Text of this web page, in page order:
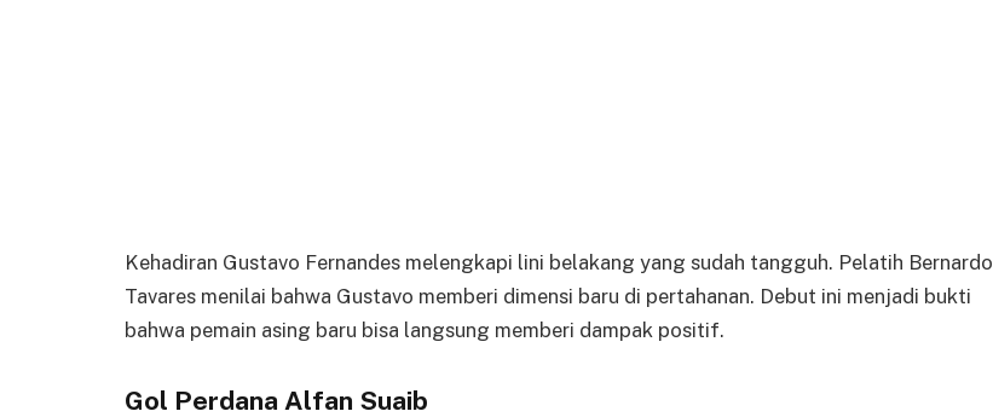
Kehadiran Gustavo Fernandes melengkapi lini belakang yang sudah tangguh. Pelatih Bernardo
Tavares menilai bahwa Gustavo memberi dimensi baru di pertahanan. Debut ini menjadi bukti
bahwa pemain asing baru bisa langsung memberi dampak positif.
Gol Perdana Alfan Suaib